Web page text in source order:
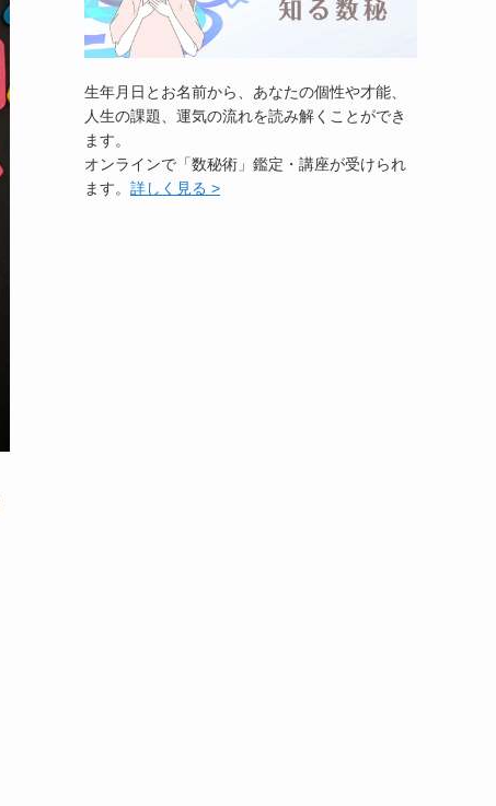
生年月日とお名前から、あなたの個性や才能、
人生の課題、運気の流れを読み解くことができ
ます。
オンラインで「数秘術」鑑定・講座が受けられ
ます。 詳しく見る >